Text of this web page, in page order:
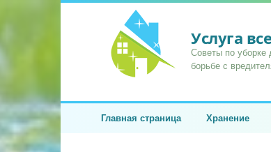
Услуга
Советы по
борьбе с
Главная страница Хранение